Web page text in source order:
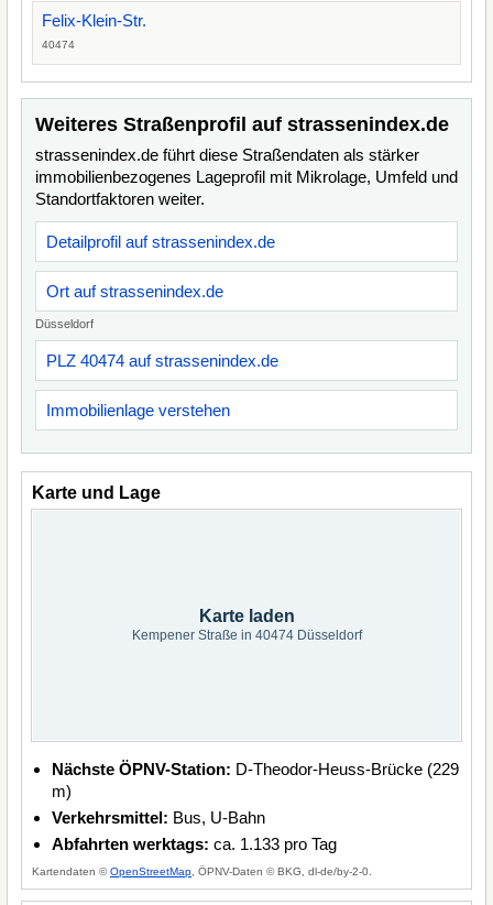
Felix-Klein-Str.
40474
Weiteres Straßenprofil auf strassenindex.de
strassenindex.de führt diese Straßendaten als stärker
immobilienbezogenes Lageprofil mit Mikrolage, Umfeld und
Standortfaktoren weiter.
Detailprofil auf strassenindex.de
Ort auf strassenindex.de
Düsseldorf
PLZ 40474 auf strassenindex.de
Immobilienlage verstehen
Karte und Lage
Karte laden
Kempener Straße in 40474 Düsseldorf
Nächste ÖPNV-Station: D-Theodor-Heuss-Brücke (229
m)
Verkehrsmittel: Bus, U-Bahn
Abfahrten werktags: ca. 1.133 pro Tag
Kartendaten ©OpenStreetMap , ÖPNV-Daten © BKG, dl-de/by-2-0.